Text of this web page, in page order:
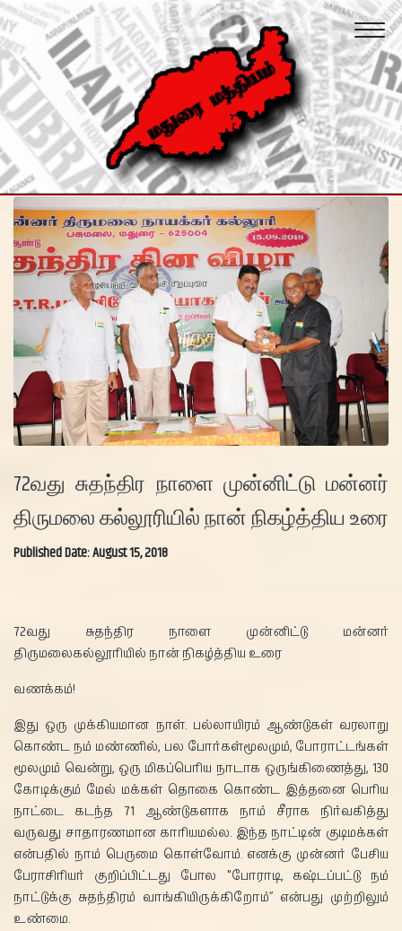
72வது சுதந்திர நாளை முன்னிட்டு மன்னர்
திருமலை கல்லூரியில் நான் நிகழ்த்திய உரை
Published Date: August 15, 2018
72வது சுதந்திர நாளை முன்னிட்டு மன்னர்
திருமலைகல்லூரியில் நான் நிகழ்த்திய உரை
வணக்கம்!
இது ஒரு முக்கியமான நாள். பல்லாயிரம் ஆண்டுகள் வரலாறு
கொண்ட நம் மண்ணில், பல போர்கள்மூலமும், போராட்டங்கள்
மூலமும் வென்று, ஒரு மிகப்பெரிய நாடாக ஒருங்கிணைத்து, 130
கோடிக்கும் மேல் மக்கள் தொகை கொண்ட இத்தனை பெரிய
நாட்டை கடந்த 71 ஆண்டுகளாக நாம் சீராக நிர்வகித்து
வருவது சாதாரணமான காரியமல்ல. இந்த நாட்டின் குடிமக்கள்
என்பதில் நாம் பெருமை கொள்வோம். எனக்கு முன்னர் பேசிய
பேராசிரியர் குறிப்பிட்டது போல "போராடி, கஷ்டப்பட்டு நம்
நாட்டுக்கு சுதந்திரம் வாங்கியிருக்கிறோம்” என்பது முற்றிலும்
உண்மை.